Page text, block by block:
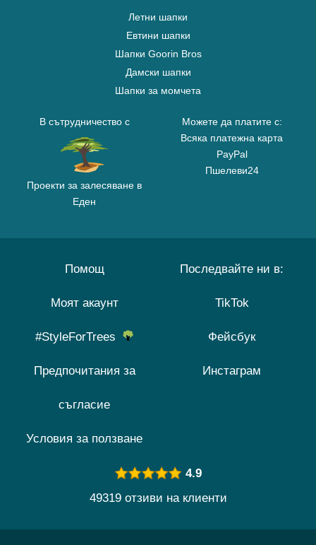
Летни шапки
Евтини шапки
Шапки Goorin Bros
Дамски шапки
Шапки за момчета
В сътрудничество с
Проекти за залесяване в
Еден
Можете да платите с:
Всяка платежна карта
PayPal
Пшелеви24
Помощ
Моят акаунт
#StyleForTrees
Предпочитания за
съгласие
Условия за ползване
Последвайте ни в:
TikTok
Фейсбук
Инстаграм
4.9
49319 отзиви на клиенти